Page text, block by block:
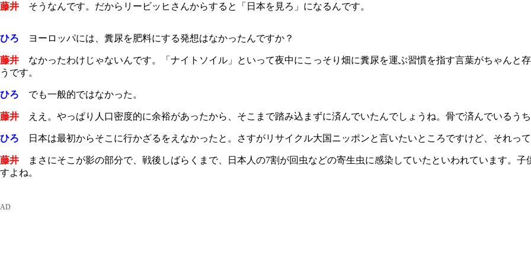
藤井 そうなんです。だからリービッヒさんからすると「日本を見ろ」になるんです。
ひろ ヨーロッパには、糞尿を肥料にする発想はなかったんですか？
藤井 なかったわけじゃないんです。「ナイトソイル」といって夜中にこっそり畑に糞尿を運ぶ習慣を指す言葉がちゃんと
うです。
ひろ でも一般的ではなかった。
藤井 ええ。やっぱり人口密度的に余裕があったから、そこまで踏み込まずに済んでいたんでしょうね。骨で済んでいるう
ひろ 日本は最初からそこに行かざるをえなかったと。さすがリサイクル大国ニッポンと言いたいところですけど、それっ
藤井 まさにそこが影の部分で、戦後しばらくまで、日本人の7割が回虫などの寄生虫に感染していたといわれています。
すよね。